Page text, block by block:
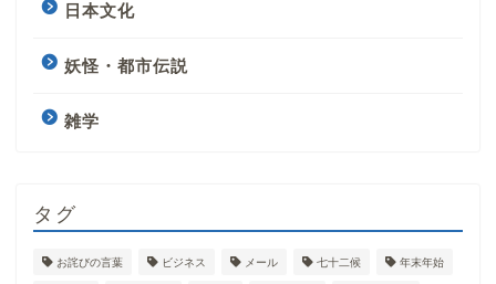
日本文化
妖怪・都市伝説
雑学
タグ
お詫びの言葉 ビジネス メール 七十二候 年末年始